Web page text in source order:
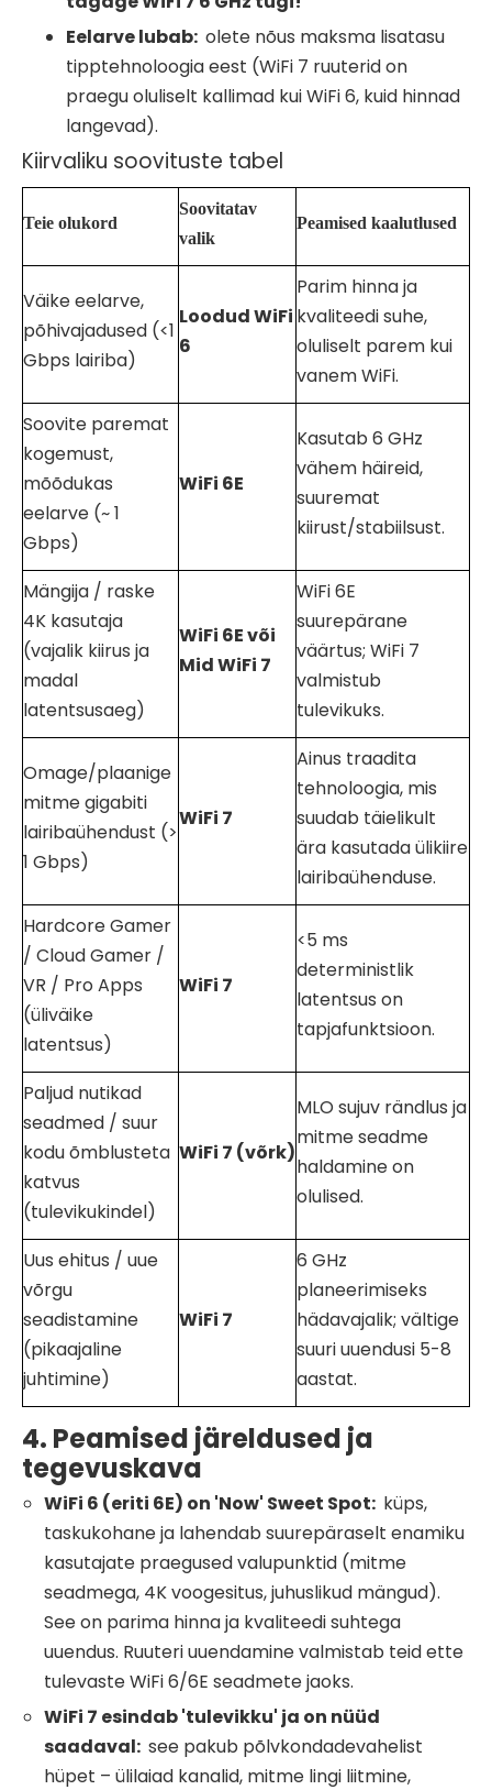
Eelarve lubab: olete nõus maksma lisatasu
tipptehnoloogia eest (WiFi 7 ruuterid on
praegu oluliselt kallimad kui WiFi 6, kuid hinnad
langevad).
Kiirvaliku soovituste tabel
Teie olukord
Soovitatav
valik
Peamised kaalutlused
Väike eelarve,
põhivajadused (<1
Gbps lairiba)
LoodudWiFi
6
Parim hinna ja
kvaliteedi suhe,
oluliselt parem kui
vanem WiFi.
Soovite paremat
kogemust,
mõõdukas
eelarve (~ 1
Gbps)
WiFi 6E
Kasutab 6 GHz
vähem häireid,
suuremat
kiirust/stabiilsust.
Mängija / raske
4K kasutaja
(vajalik kiirus ja
madal
latentsusaeg)
WiFi 6E või
MidWiFi 7
WiFi 6E
suurepärane
väärtus; WiFi 7
valmistub
tulevikuks.
Omage/plaanige
mitme gigabiti
lairibaühendust (>
1 Gbps)
WiFi 7
Ainus traadita
tehnoloogia, mis
suudab täielikult
ära kasutada ülikiire
lairibaühenduse.
Hardcore Gamer
/ Cloud Gamer /
VR / Pro Apps
(üliväike
latentsus)
WiFi 7
<5 ms
deterministlik
latentsus on
tapjafunktsioon.
Paljud nutikad
seadmed / suur
kodu õmblusteta
katvus
(tulevikukindel)
WiFi 7 (võrk)
MLO sujuv rändlus ja
mitme seadme
haldamine on
olulised.
Uus ehitus / uue
võrgu
seadistamine
(pikaajaline
juhtimine)
WiFi 7
6 GHz
planeerimiseks
hädavajalik; vältige
suuri uuendusi 5-8
aastat.
4. Peamised järeldused ja
tegevuskava
WiFi 6 (eriti 6E) on 'Now' Sweet Spot: küps,
taskukohane ja lahendab suurepäraselt enamiku
kasutajate praegused valupunktid (mitme
seadmega, 4K voogesitus, juhuslikud mängud).
See on parima hinna ja kvaliteedi suhtega
uuendus. Ruuteri uuendamine valmistab teid ette
tulevaste WiFi 6/6E seadmete jaoks.
WiFi 7 esindab 'tulevikku' ja on nüüd
saadaval: see pakub põlvkondadevahelist
hüpet – ülilaiad kanalid, mitme lingi liitmine,